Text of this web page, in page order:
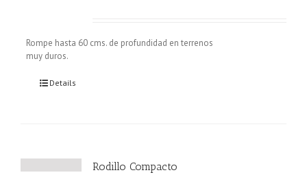
Rompe hasta 60 cms. de profundidad en terrenos
muy duros.
Details
Rodillo Compacto